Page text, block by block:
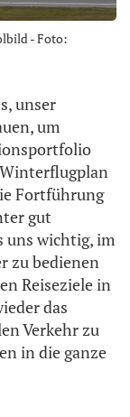
- Foto:
unser
um
Fortführung
gut
uns wichtig, im
zu bedienen
Reiseziele in
das
Verkehr zu
in die ganze